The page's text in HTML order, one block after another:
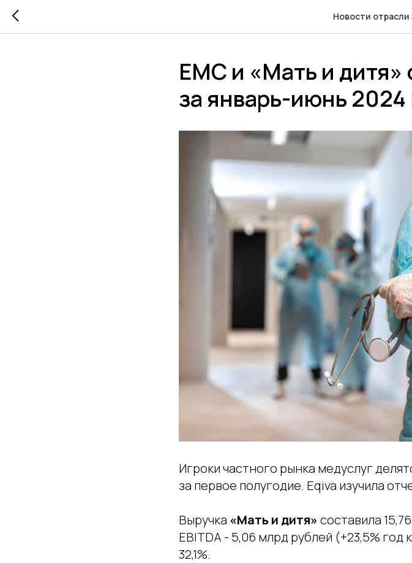
Новости
ЕМС и «Мать и дитя»
за январь-июнь 2024
Игроки частного рынка медуслуг
за первое полугодие. Eqiva изучила
Выручка «Мать и дитя» составила
EBITDA - 5,06 млрд рублей (+23,5% год
32,1%.